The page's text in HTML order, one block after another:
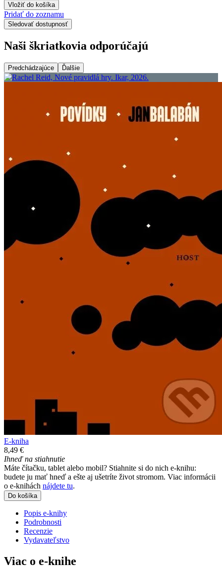
Vložiť do košíka
Pridať do zoznamu
Sledovať dostupnosť
Naši škriatkovia odporúčajú
Predchádzajúce Ďalšie
E-kniha
8,49 €
Ihneď na stiahnutie
Máte čítačku, tablet alebo mobil? Stiahnite si do nich e-knihu:
budete ju mať hneď a ešte aj ušetríte život stromom. Viac informácii
o e-knihách nájdete tu.
Do košíka
Popis e-knihy
Podrobnosti
Recenzie
Vydavateľstvo
Viac o e-knihe